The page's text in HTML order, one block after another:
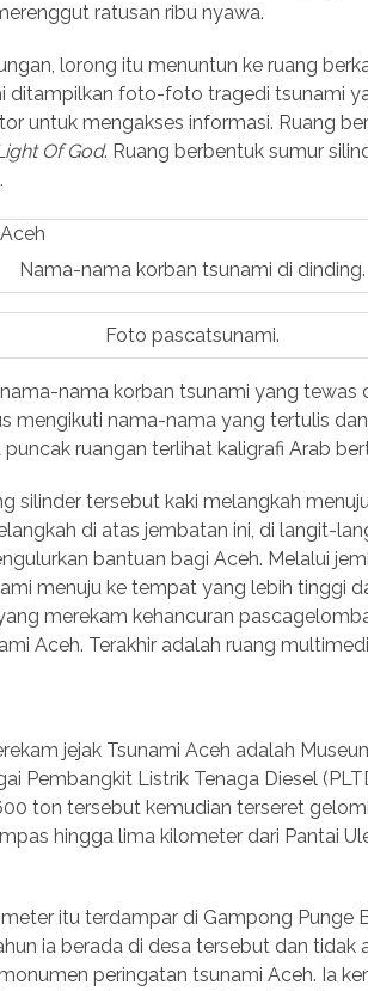
ratusan ribu nyawa.
lorong itu menuntun ke ruang
ditampilkan foto-foto tragedi tsunami
untuk mengakses informasi. Ruang
Of God. Ruang berbentuk sumur
Nama-nama korban tsunami di dinding.
Foto pascatsunami.
nama korban tsunami yang tewas
mengikuti nama-nama yang tertulis
ruangan terlihat kaligrafi Arab
silinder tersebut kaki melangkah
di atas jembatan ini, di langit-
bantuan bagi Aceh. Melalui
menuju ke tempat yang lebih tinggi
merekam kehancuran
Aceh. Terakhir adalah ruang
jejak Tsunami Aceh adalah
Pembangkit Listrik Tenaga Diesel
ton tersebut kemudian terseret
hingga lima kilometer dari Pantai
itu terdampar di Gampong Punge
ia berada di desa tersebut dan tidak
peringatan tsunami Aceh. Ia